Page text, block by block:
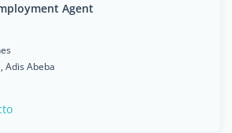
Agent
Adis Abeba